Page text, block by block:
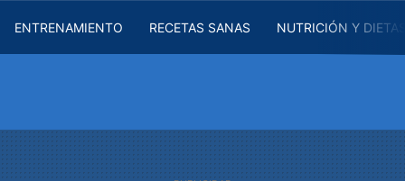
ENTRENAMIENTO RECETAS SANAS NUTRICIÓN Y